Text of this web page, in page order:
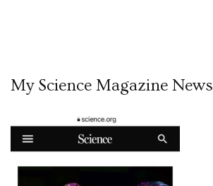
My Science Magazine News